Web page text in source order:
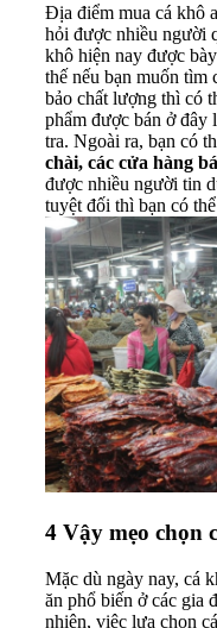
Địa điểm mua cá khô
hỏi được nhiều người
khô hiện nay được
thế nếu bạn muốn tìm
bảo chất lượng thì có
phẩm được bán ở đây
tra. Ngoài ra, bạn có
chài, các cửa hàng
được nhiều người tin
tuyệt đối thì bạn có thể
4 Vậy mẹo chọn
Mặc dù ngày nay, cá
ăn phổ biến ở các gia
nhiên, việc lựa chọn